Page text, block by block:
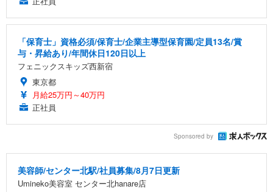
「保育士」資格必須/保育士/企業主導型保育園/定員13名/賞
与・昇給あり/年間休日120日以上
フェニックスキッズ西新宿
東京都
月給25万円～40万円
正社員
Sponsored by
美容師/センター北駅/社員募集/8月7日更新
Umineko美容室 センター北hanare店